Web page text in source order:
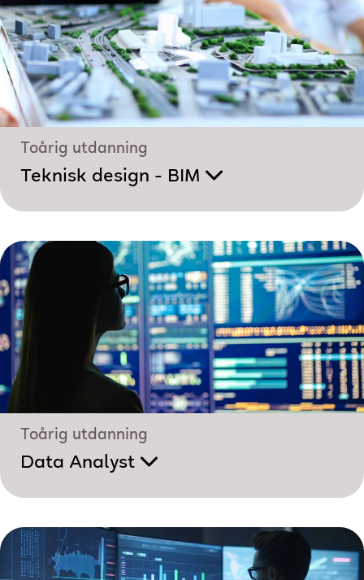
Toårig utdanning
Teknisk design - BIM
Toårig utdanning
Data Analyst